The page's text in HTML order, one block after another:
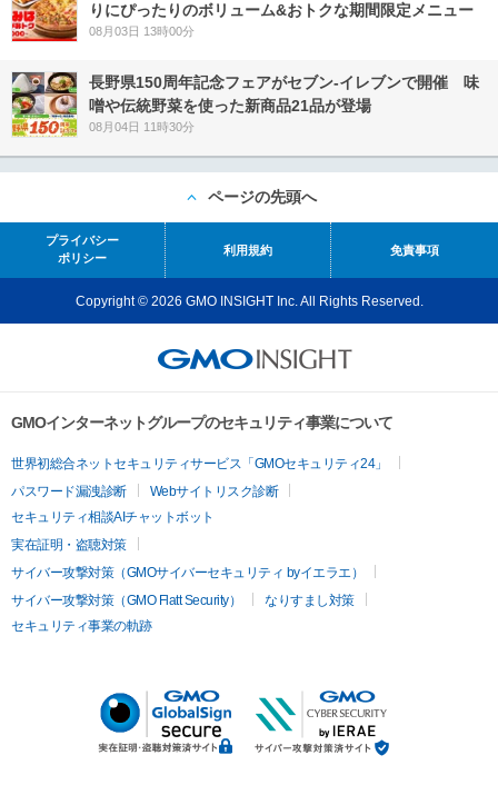
りにぴったりのボリューム&おトクな期間限定メニュー
08月03日 13時00分
長野県150周年記念フェアがセブン-イレブンで開催 味
噌や伝統野菜を使った新商品21品が登場
08月04日 11時30分
ページの先頭へ
プライバシー
ポリシー
利用規約 免責事項
Copyright © 2026 GMO INSIGHT Inc. All Rights Reserved.
GMOインターネットグループのセキュリティ事業について
世界初総合ネットセキュリティサービス「GMOセキュリティ24」
パスワード漏洩診断
Webサイトリスク診断
セキュリティ相談AIチャットボット
実在証明・盗聴対策
サイバー攻撃対策（GMOサイバーセキュリティ byイエラエ）
サイバー攻撃対策（GMO Flatt Security）
なりすまし対策
セキュリティ事業の軌跡